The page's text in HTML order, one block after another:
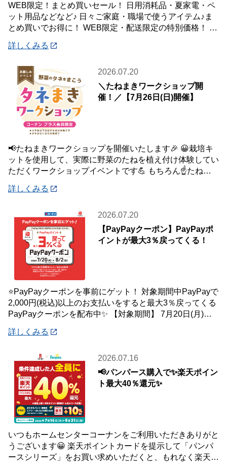
WEB限定！まとめ買いセール！ 日用消耗品・夏家電・ペ
ット用品などなど♪ 日々ご家庭・職場で使うアイテム♪ま
とめ買いでお得に！ WEB限定・配送限定の特別価格！ た
詳しくみる
2026.07.20
＼たねまきワークショップ開
催！／【7月26日(日)開催】
📢たねまきワークショップを開催いたします🎉 😀栽培キ
ットを使用して、実際に野菜のたねを植え付け体験してい
ただくワークショップイベントです💪 もちろん☝️たねを
詳しくみる
2026.07.20
【PayPayクーポン】PayPayポ
イントが最大3％戻ってくる！
⭐PayPayクーポンを事前にゲット！ 対象期間中PayPayで
2,000円(税込)以上のお支払いをすると最大3％戻ってくる
PayPayクーポンを配布中✨ 【対象期間】 7月20日(月)～8
詳しくみる
2026.07.16
📢パンパース購入で✨楽天ポイン
ト最大40％還元✨
いつもホームセンターコーナンをご利用いただきありがと
うございます😀 楽天ポイントカードを提示して「パンパ
ースシリーズ」をお買い求めいただくと、もれなく楽天ポ